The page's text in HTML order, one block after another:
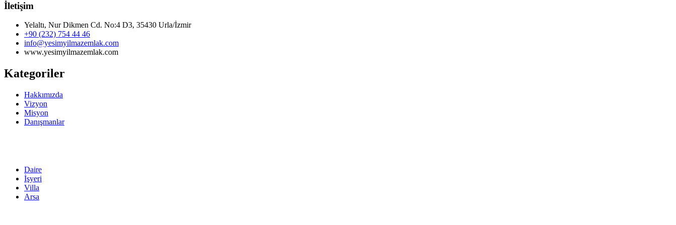
İletişim
Yelaltı, Nur Dikmen Cd. No:4 D3, 35430 Urla/İzmir
+90 (232) 754 44 46
info@yesimyilmazemlak.com
www.yesimyilmazemlak.com
Kategoriler
Hakkımızda
Vizyon
Misyon
Danışmanlar
Daire
İşyeri
Villa
Arsa